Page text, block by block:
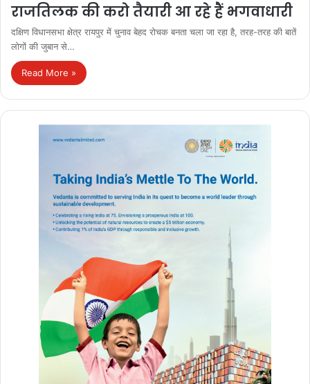
राजतिलक की करो तैयारी आ रहे हैं भगवाधारी
दक्षिण विधानसभा क्षेत्र रायपुर में चुनाव बेहद रोचक बनता चला जा रहा है, तरह-तरह की बातें
लोगों की जुबान से…
Read More »